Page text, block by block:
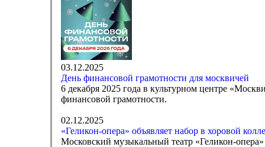
03.12.2025
День финансовой грамотности для москвичей
6 декабря 2025 года в культурном центре
финансовой грамотности.
02.12.2025
«Геликон-опера» объявляет набор в хоровой
Московский музыкальный театр «Геликон-